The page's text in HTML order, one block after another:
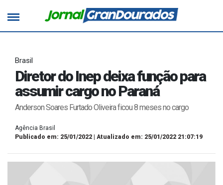
Brasil
Diretor do Inep deixa função para
assumir cargo no Paraná
Anderson Soares Furtado Oliveira ficou 8 meses no cargo
Agência Brasil
Publicado em: 25/01/2022 | Atualizado em: 25/01/2022 21:07:19